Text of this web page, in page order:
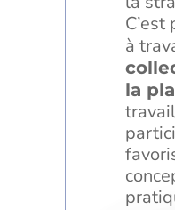
à
la